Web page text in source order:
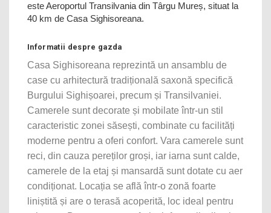
este Aeroportul Transilvania din Târgu Mureș, situat la
40 km de Casa Sighisoreana.
Informatii despre gazda
Casa Sighisoreana reprezintă un ansamblu de
case cu arhitectură tradițională saxonă specifică
Burgului Sighișoarei, precum și Transilvaniei.
Camerele sunt decorate și mobilate într-un stil
caracteristic zonei săsești, combinate cu facilități
moderne pentru a oferi confort. Vara camerele sunt
reci, din cauza pereților groși, iar iarna sunt calde,
camerele de la etaj și mansardă sunt dotate cu aer
condiționat. Locația se află într-o zonă foarte
liniștită și are o terasă acoperită, loc ideal pentru